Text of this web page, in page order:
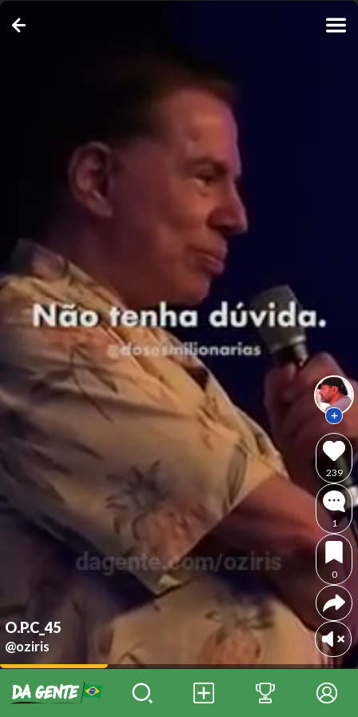
O.P.C_45
@oziris
239
1
0